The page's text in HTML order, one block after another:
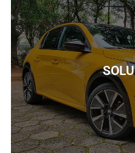
Lorem ipsum dolor sit